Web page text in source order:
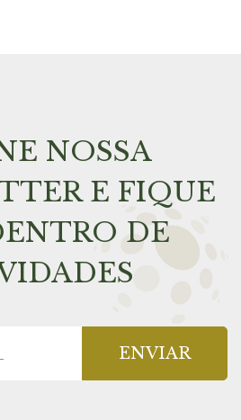
NOSSA
E FIQUE
DE
ENVIAR